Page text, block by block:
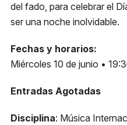
del fado, para celebrar el
ser una noche inolvidable.
Fechas y horarios:
Miércoles 10 de junio •
Entradas Agotadas
Disciplina: Música